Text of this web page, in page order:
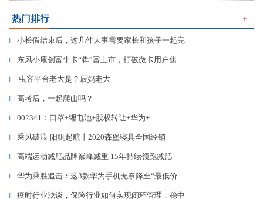
热门排行 ＋
▎ 小长假结束后，这几件大事需要家长和孩子一起完
▎ 东风小康创富牛卡“犇”富上市，打破微卡用户焦
▎ 虫客平台老大是？辰妈老大
▎ 高考后，一起爬山吗？
▎ 002341：口罩+锂电池+股权转让+华为+
▎ 乘风破浪·阳帆起航丨2020森堡寝具全国经销
▎ 高端运动减肥品牌巅峰减重 15年持续领跑减肥
▎ 华为乘胜追击：这3款华为手机无奈降至“最低价
▎ 疫时行业浅谈，保险行业如何实现闭环管理，稳中